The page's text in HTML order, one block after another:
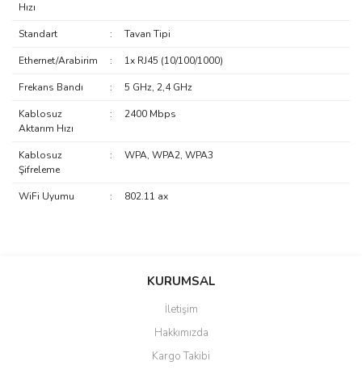
Hızı
Standart : Tavan Tipi
Ethernet/Arabirim : 1x RJ45 (10/100/1000)
Frekans Bandı : 5 GHz, 2,4 GHz
Kablosuz
Aktarım Hızı
: 2400 Mbps
Kablosuz
Şifreleme
: WPA, WPA2, WPA3
WiFi Uyumu : 802.11 ax
Bu ürüne ilk yorumu siz yapın!
güzel paketlenmiş ama yanında
ile 24 izlenmektedir diye küçük
KURUMSAL
İletişim
Hakkımızda
Kargo Takibi